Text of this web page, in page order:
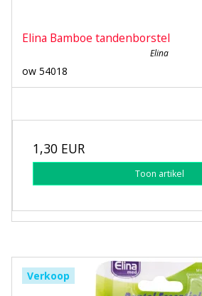
Elina Bamboe tandenborstel
Elina
ow 54018
1,30 EUR
Toon artikel
Verkoop